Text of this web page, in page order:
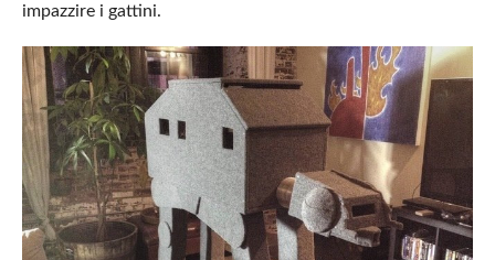
impazzire i gattini.